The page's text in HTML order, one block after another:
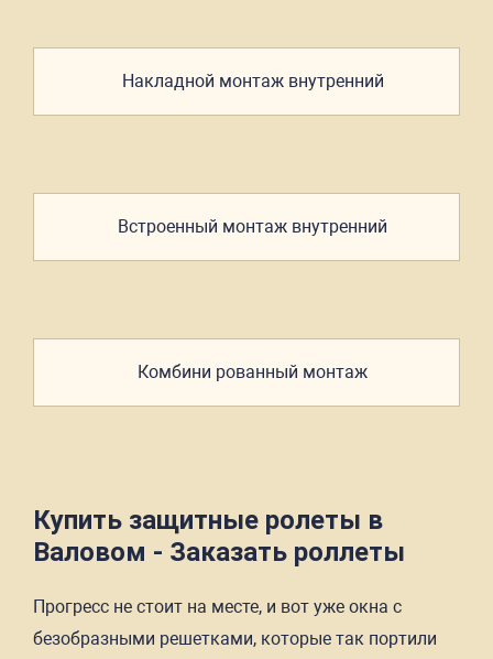
Накладной монтаж внутренний
Встроенный монтаж внутренний
Комбини рованный монтаж
Купить защитные ролеты в
Валовом - Заказать роллеты
Прогресс не стоит на месте, и вот уже окна с
безобразными решетками, которые так портили